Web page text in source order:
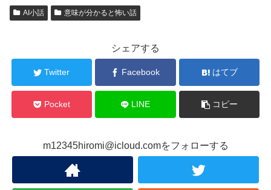
AI小話 意味が分かると怖い話
シェアする
Twitter Facebook はてブ
Pocket LINE コピー
m12345hiromi@icloud.comをフォローする